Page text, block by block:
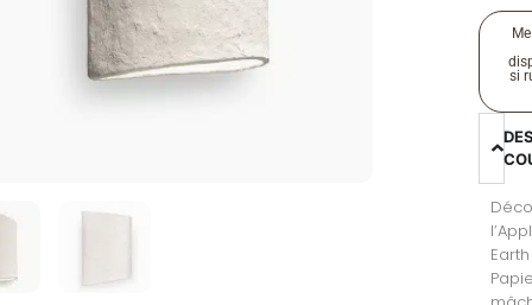
si
Earth